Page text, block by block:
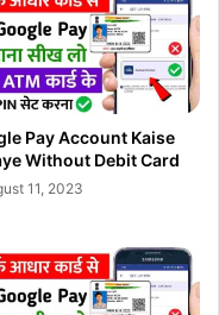
Pay Account Kaise
Without Debit Card
11, 2023